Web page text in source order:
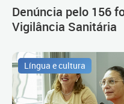
Denúncia pelo 156
Vigilância Sanitária
Língua e cultura